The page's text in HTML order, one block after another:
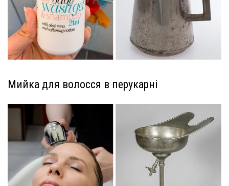
Мийка для волосся в перукарні